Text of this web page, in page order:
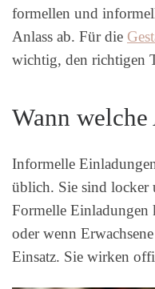
formellen und
Anlass ab. Für die
wichtig, den richtigen
Wann
Informelle
üblich. Sie sind
Formelle Einladungen
oder wenn
Einsatz. Sie wirken